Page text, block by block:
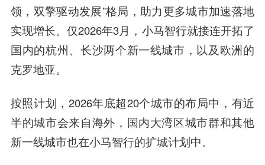
领，双擎驱动发展”格局，助力更多城市加速落地
实现增长。仅2026年3月，小马智行就接连开拓了
国内的杭州、长沙两个新一线城市，以及欧洲的
克罗地亚。
按照计划，2026年底超20个城市的布局中，有近
半的城市会来自海外，国内大湾区城市群和其他
新一线城市也在小马智行的扩城计划中。